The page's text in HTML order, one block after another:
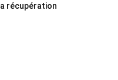
récupération